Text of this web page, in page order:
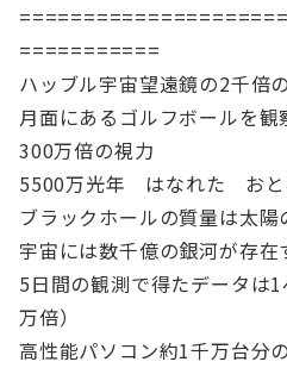
===========
ハッブル宇宙望遠鏡の2千倍
月面にあるゴルフボールを
300万倍の視力
5500万光年 はなれた おと
ブラックホールの質量は太陽
宇宙には数千億の銀河が存在
5日間の観測で得たデータは
万倍）
高性能パソコン約1千万台分